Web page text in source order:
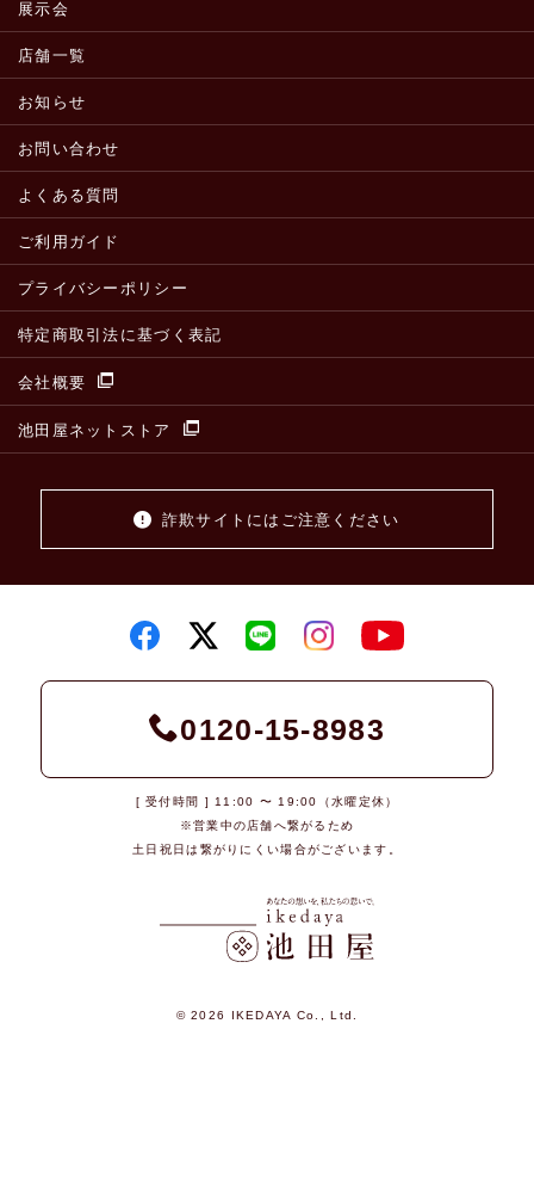
展示会
店舗一覧
お知らせ
お問い合わせ
よくある質問
ご利用ガイド
プライバシーポリシー
特定商取引法に基づく表記
会社概要
池田屋ネットストア
詐欺サイトにはご注意ください
0120-15-8983
[ 受付時間 ] 11:00 〜 19:00（水曜定休）
※営業中の店舗へ繋がるため
土日祝日は繋がりにくい場合がございます。
© 2026 IKEDAYA Co., Ltd.